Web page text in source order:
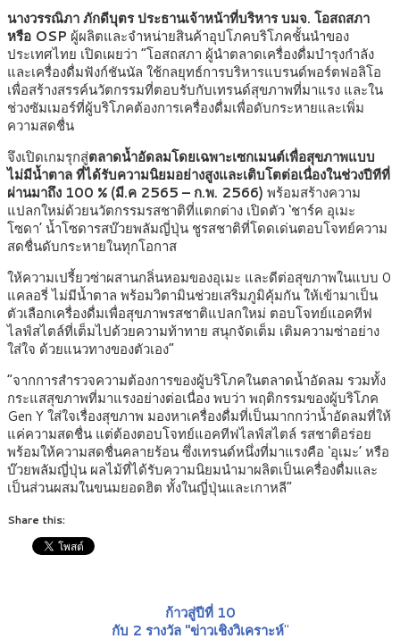
นางวรรณิภา ภักดีบุตร ประธานเจ้าหน้าที่บริหาร บมจ. โอสถสภา
หรือ OSP ผู้ผลิตและจำหน่ายสินค้าอุปโภคบริโภคชั้นนำของ
ประเทศไทย เปิดเผยว่า “โอสถสภา ผู้นำตลาดเครื่องดื่มบำรุงกำลัง
และเครื่องดื่มฟังก์ชันนัล ใช้กลยุทธ์การบริหารแบรนด์พอร์ตฟอลิโอ
เพื่อสร้างสรรค์นวัตกรรมที่ตอบรับกับเทรนด์สุขภาพที่มาแรง และใน
ช่วงซัมเมอร์ที่ผู้บริโภคต้องการเครื่องดื่มเพื่อดับกระหายและเพิ่ม
ความสดชื่น
จึงเปิดเกมรุกสู่ตลาดน้ำอัดลมโดยเฉพาะเซกเมนต์เพื่อสุขภาพแบบ
ไม่มีน้ำตาล ที่ได้รับความนิยมอย่างสูงและเติบโตต่อเนื่องในช่วงปีทีที่
ผ่านมาถึง 100 % (มี.ค 2565 – ก.พ. 2566) พร้อมสร้างความ
แปลกใหม่ด้วยนวัตกรรมรสชาติที่แตกต่าง เปิดตัว ‘ชาร์ค อุเมะ
โซดา’ น้ำโซดารสบ๊วยพลัมญี่ปุ่น ชูรสชาติที่โดดเด่นตอบโจทย์ความ
สดชื่นดับกระหายในทุกโอกาส
ให้ความเปรี้ยวซ่าผสานกลิ่นหอมของอุเมะ และดีต่อสุขภาพในแบบ 0
แคลอรี่ ไม่มีน้ำตาล พร้อมวิตามินช่วยเสริมภูมิคุ้มกัน ให้เข้ามาเป็น
ตัวเลือกเครื่องดื่มเพื่อสุขภาพรสชาติแปลกใหม่ ตอบโจทย์แอคทีฟ
ไลฟ์สไตล์ที่เต็มไปด้วยความท้าทาย สนุกจัดเต็ม เติมความซ่าอย่าง
ใส่ใจ ด้วยแนวทางของตัวเอง”
“จากการสำรวจความต้องการของผู้บริโภคในตลาดน้ำอัดลม รวมทั้ง
กระแสสุขภาพที่มาแรงอย่างต่อเนื่อง พบว่า พฤติกรรมของผู้บริโภค
Gen Y ใส่ใจเรื่องสุขภาพ มองหาเครื่องดื่มที่เป็นมากกว่าน้ำอัดลมที่ให้
แค่ความสดชื่น แต่ต้องตอบโจทย์แอคทีฟไลฟ์สไตล์ รสชาติอร่อย
พร้อมให้ความสดชื่นคลายร้อน ซึ่งเทรนด์หนึ่งที่มาแรงคือ ‘อุเมะ’ หรือ
บ๊วยพลัมญี่ปุ่น ผลไม้ที่ได้รับความนิยมนำมาผลิตเป็นเครื่องดื่มและ
เป็นส่วนผสมในขนมยอดฮิต ทั้งในญี่ปุ่นและเกาหลี”
Share this:
ก้าวสู่ปีที่ 10
กับ 2 รางวัล "ข่าวเชิงวิเคราะห์"